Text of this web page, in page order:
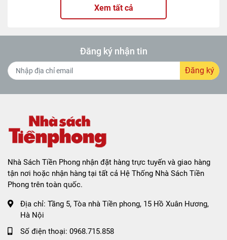
Xem tất cả
Đăng ký nhận tin
Đăng ký
Nhà Sách Tiền Phong nhận đặt hàng trực tuyến và giao hàng
tận nơi hoặc nhận hàng tại tất cả Hệ Thống Nhà Sách Tiền
Phong trên toàn quốc.
Địa chỉ: Tầng 5, Tòa nhà Tiền phong, 15 Hồ Xuân Hương,
Hà Nội
Số điện thoại: 0968.715.858